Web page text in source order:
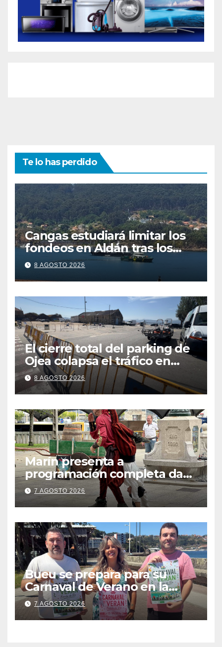
Te lo has perdido
Cangas estudiará limitar los
fondeos en Aldán tras los
últimos episodios de
contaminación en O Con
8 AGOSTO 2026
El cierre total del parking de
Ojea colapsa el tráfico en
Cangas
8 AGOSTO 2026
Marín presenta a
programación completa da
Festa Corsaria, que bate
todos os récords de
participación con 100
solicitudes de mesas
7 AGOSTO 2026
Bueu se prepara para su
Carnaval de Verano en la
Banda do Río
7 AGOSTO 2026